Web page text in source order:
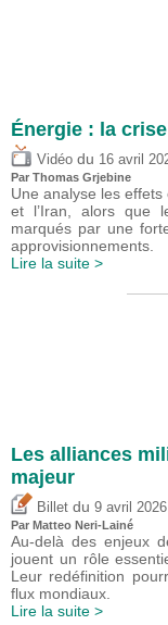
Énergie : la
Vidéo du 16 avril
Par Thomas Grjebine
Une analyse les
et l’Iran, alors que
marqués par une
approvisionnements.
Lire la suite >
Les alliances
majeur
Billet du 9 avril 2026
Par Matteo Neri-Lainé
Au-delà des enjeux
jouent un rôle
Leur redéfinition
flux mondiaux.
Lire la suite >